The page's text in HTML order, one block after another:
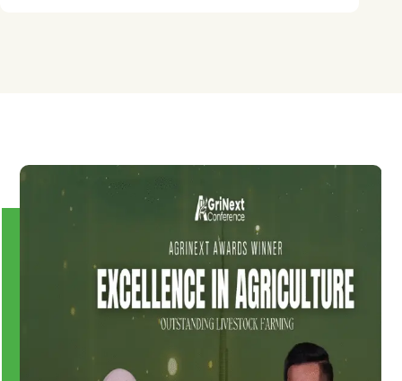
Saya membeli kambing untuk acara
keluarga, dan hasilnya sangat
memuaskan. Bobot sesuai, kondisi
hewan bagus, dan pengirimannya
tepat waktu. Pelayanan profesional